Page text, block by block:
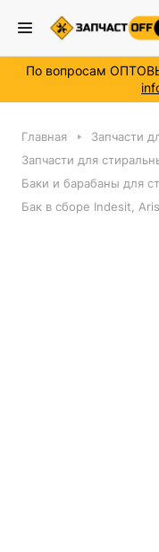
По вопросам
Главная
Запчасти
Запчасти для
Баки и барабаны для
Бак в сборе Indesit,